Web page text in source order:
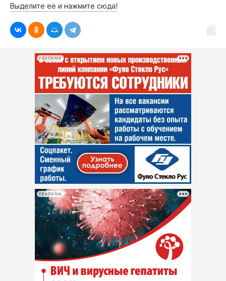
Выделите её и нажмите сюда!
РЕКЛАМА
РЕКЛАМА